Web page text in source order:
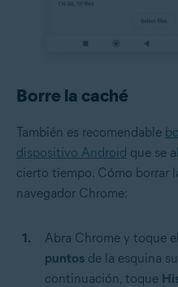
Borre la caché
También es recomendable
dispositivo Android que se
cierto tiempo. Cómo borrar
navegador Chrome:
Abra Chrome y toque
puntos de la esquina
continuación, toque